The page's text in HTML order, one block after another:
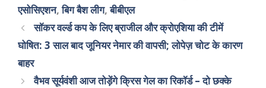
एसोसिएशन,बिग बैश लीग,बीबीएल
सॉकर वर्ल्ड कप के लिए ब्राजील और क्रोएशिया की टीमें
घोषित: 3 साल बाद जूनियर नेमार की वापसी; लोपेज़ चोट के कारण
बाहर
वैभव सूर्यवंशी आज तोड़ेंगे क्रिस गेल का रिकॉर्ड – दो छक्के